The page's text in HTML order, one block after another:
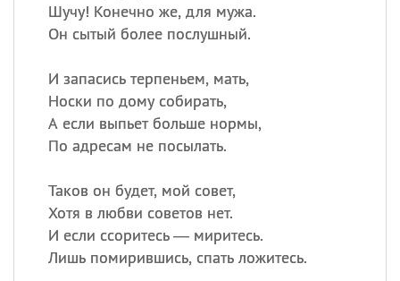
Шучу! Конечно же, для мужа.
Он сытый более послушный.
И запасись терпеньем, мать,
Носки по дому собирать,
А если выпьет больше нормы,
По адресам не посылать.
Таков он будет, мой совет,
Хотя в любви советов нет.
И если ссоритесь — миритесь.
Лишь помирившись, спать ложитесь.